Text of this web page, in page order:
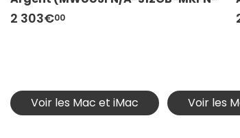
MTP)
2 303€00
Voir les Mac et iMac Voir les